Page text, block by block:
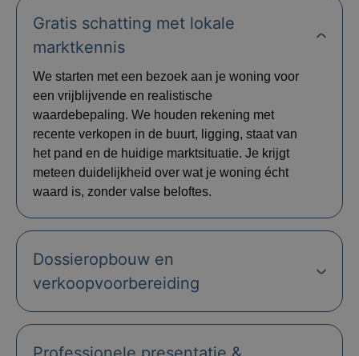
Gratis schatting met lokale
marktkennis
We starten met een bezoek aan je woning voor
een vrijblijvende en realistische
waardebepaling. We houden rekening met
recente verkopen in de buurt, ligging, staat van
het pand en de huidige marktsituatie. Je krijgt
meteen duidelijkheid over wat je woning écht
waard is, zonder valse beloftes.
Dossieropbouw en
verkoopvoorbereiding